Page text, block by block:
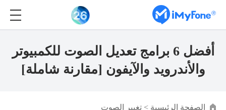
أفضل 6 برامج تعديل الصوت للكمبيوتر
والأندرويد والآيفون [مقارنة شاملة]
الصفحة الرئيسية > تغيير الصوت